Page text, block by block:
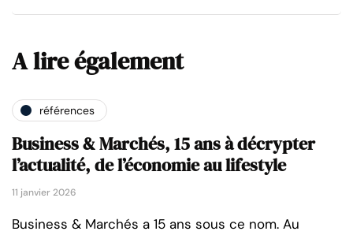
A lire également
références
Business & Marchés, 15 ans à décrypter
l’actualité, de l’économie au lifestyle
11 janvier 2026
Business & Marchés a 15 ans sous ce nom. Au